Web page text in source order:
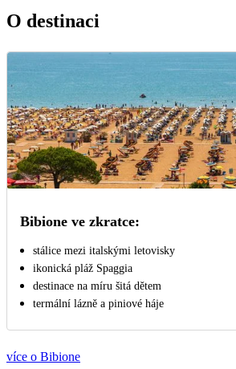
O destinaci
Bibione ve zkratce:
stálice mezi italskými letovisky
ikonická pláž Spaggia
destinace na míru šitá dětem
termální lázně a piniové háje
více o Bibione